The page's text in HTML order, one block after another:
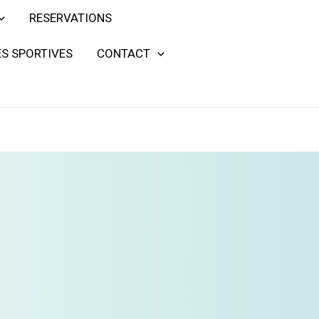
RESERVATIONS
SPORTIVES CONTACT